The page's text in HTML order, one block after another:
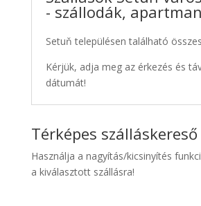
- szállodák,
Setuň településen található
Kérjük, adja meg az érkezés és
dátumát!
Térképes szálláskereső
Használja a nagyítás/kicsinyítés
a kiválasztott szállásra!